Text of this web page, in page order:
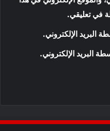
في تعليقي.
البريد الإلكتروني.
البريد الإلكتروني.